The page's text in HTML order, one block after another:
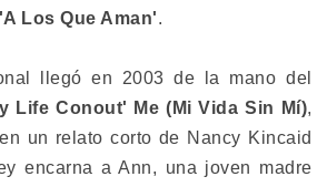
'A Los Que Aman'.
llegó en 2003 de la mano del
Life Conout' Me (Mi Vida Sin Mí),
un relato corto de Nancy Kincaid
encarna a Ann, una joven madre